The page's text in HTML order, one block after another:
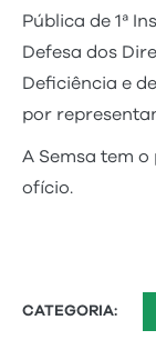
Pública de 1ª
Defesa dos
Deficiência e
por
A Semsa tem
ofício.
CATEGORIA: